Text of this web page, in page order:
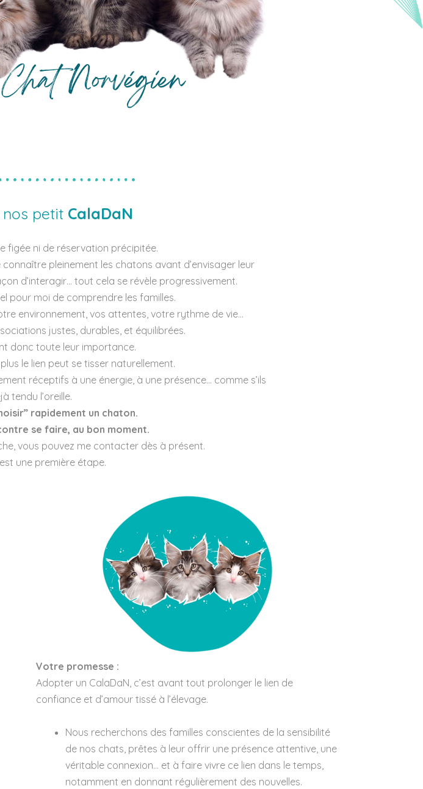
petit CalaDaN
figée ni de réservation précipitée.
pleinement les chatons avant d’envisager leur
d’interagir… tout cela se révèle progressivement.
pour moi de comprendre les familles.
environnement, vos attentes, votre rythme de vie…
justes, durables, et équilibrées.
donc toute leur importance.
le lien peut se tisser naturellement.
réceptifs à une énergie, à une présence… comme s’ils
tendu l’oreille.
rapidement un chaton.
se faire, au bon moment.
vous pouvez me contacter dès à présent.
une première étape.
Votre promesse :
Adopter un CalaDaN, c’est avant tout prolonger le lien de
confiance et d’amour tissé à l’élevage.
Nous recherchons des familles conscientes de la sensibilité
de nos chats, prêtes à leur offrir une présence attentive, une
véritable connexion… et à faire vivre ce lien dans le temps,
notamment en donnant régulièrement des nouvelles.